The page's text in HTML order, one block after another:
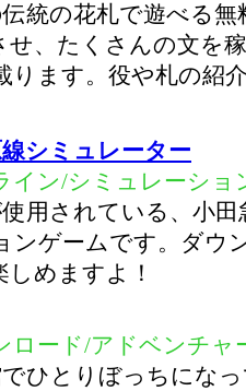
伝統の花札で遊べる
せ、たくさんの文を
ります。役や札の紹
シミュレーター
イン/シミュレーショ
用されている、小
ンゲームです。ダウ
めますよ！
ロード/アドベンチャ
ひとりぼっちにな